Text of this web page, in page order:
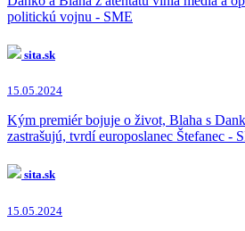
politickú vojnu - SME
sita.sk
15.05.2024
Kým premiér bojuje o život, Blaha s
zastrašujú, tvrdí europoslanec Štefanec -
sita.sk
15.05.2024